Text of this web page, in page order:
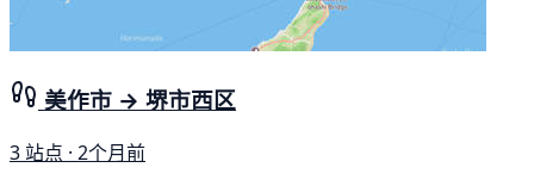
美作市 → 堺市西区
3 站点 · 2个月前